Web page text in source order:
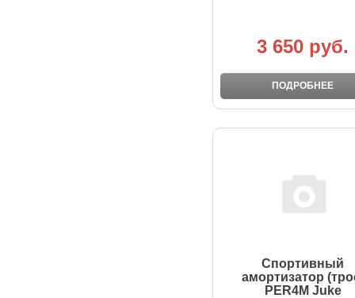
3 650 руб.
ПОДРОБНЕЕ
Спортивный
амортизатор
PER4M Juke